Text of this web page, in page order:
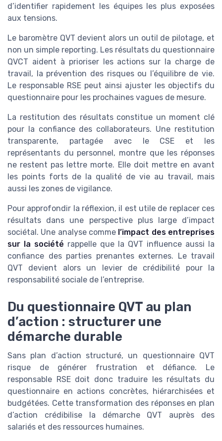
d’identifier rapidement les équipes les plus exposées
aux tensions.
Le baromètre QVT devient alors un outil de pilotage, et
non un simple reporting. Les résultats du questionnaire
QVCT aident à prioriser les actions sur la charge de
travail, la prévention des risques ou l’équilibre de vie.
Le responsable RSE peut ainsi ajuster les objectifs du
questionnaire pour les prochaines vagues de mesure.
La restitution des résultats constitue un moment clé
pour la confiance des collaborateurs. Une restitution
transparente, partagée avec le CSE et les
représentants du personnel, montre que les réponses
ne restent pas lettre morte. Elle doit mettre en avant
les points forts de la qualité de vie au travail, mais
aussi les zones de vigilance.
Pour approfondir la réflexion, il est utile de replacer ces
résultats dans une perspective plus large d’impact
sociétal. Une analyse comme l’impact des entreprises
sur la société rappelle que la QVT influence aussi la
confiance des parties prenantes externes. Le travail
QVT devient alors un levier de crédibilité pour la
responsabilité sociale de l’entreprise.
Du questionnaire QVT au plan
d’action : structurer une
démarche durable
Sans plan d’action structuré, un questionnaire QVT
risque de générer frustration et défiance. Le
responsable RSE doit donc traduire les résultats du
questionnaire en actions concrètes, hiérarchisées et
budgétées. Cette transformation des réponses en plan
d’action crédibilise la démarche QVT auprès des
salariés et des ressources humaines.